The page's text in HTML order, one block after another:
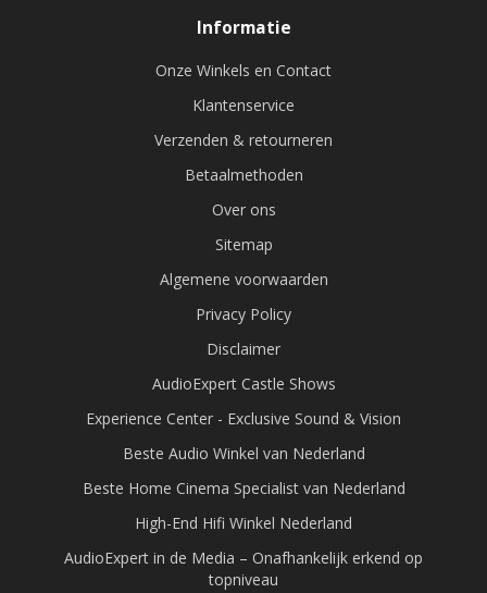
Informatie
Onze Winkels en Contact
Klantenservice
Verzenden & retourneren
Betaalmethoden
Over ons
Sitemap
Algemene voorwaarden
Privacy Policy
Disclaimer
AudioExpert Castle Shows
Experience Center - Exclusive Sound & Vision
Beste Audio Winkel van Nederland
Beste Home Cinema Specialist van Nederland
High-End Hifi Winkel Nederland
AudioExpert in de Media – Onafhankelijk erkend op
topniveau